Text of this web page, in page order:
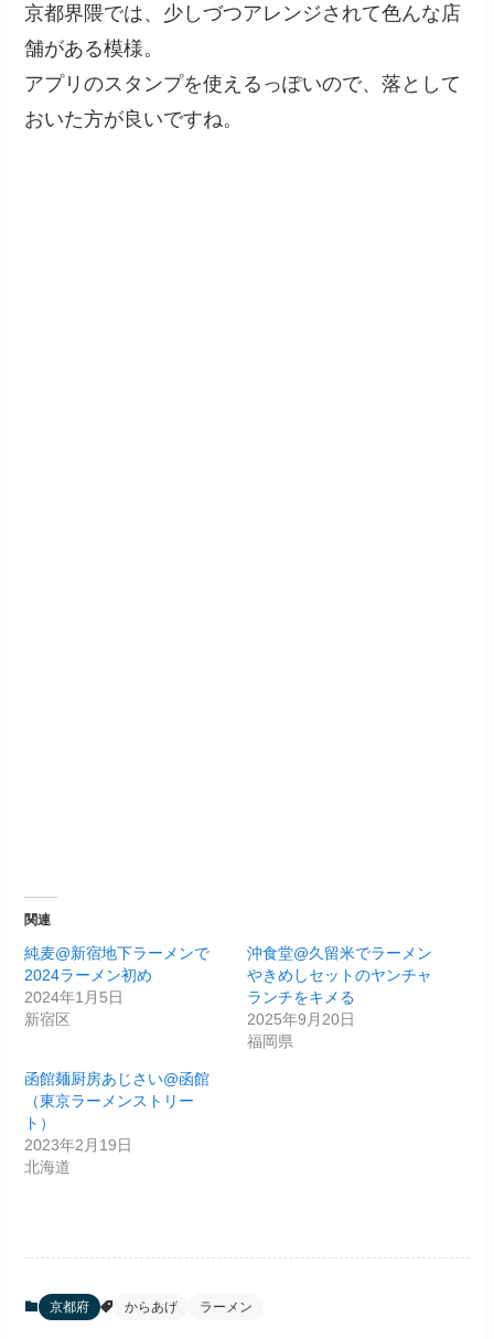
京都界隈では、少しづつアレンジされて色んな店
舗がある模様。
アプリのスタンプを使えるっぽいので、落として
おいた方が良いですね。
関連
純麦@新宿地下ラーメンで
2024ラーメン初め
2024年1月5日
新宿区
沖食堂@久留米でラーメン
やきめしセットのヤンチャ
ランチをキメる
2025年9月20日
福岡県
函館麺厨房あじさい@函館
（東京ラーメンストリー
ト）
2023年2月19日
北海道
京都府 からあげ ラーメン